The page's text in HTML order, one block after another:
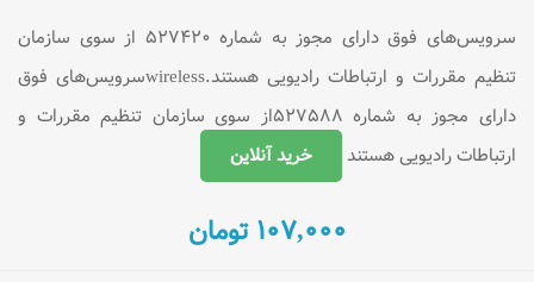
سرویس‌های فوق دارای مجوز به شماره ۵۲۷۴۲۰ از سوی سازمان
تنظیم مقررات و ارتباطات رادیویی هستند.wirelessسرویس‌های فوق
دارای مجوز به شماره ۵۲۷۵۸۸از سوی سازمان تنظیم مقررات و
ارتباطات رادیویی هستند
خرید آنلاین
۱۰۷,۰۰۰ تومان